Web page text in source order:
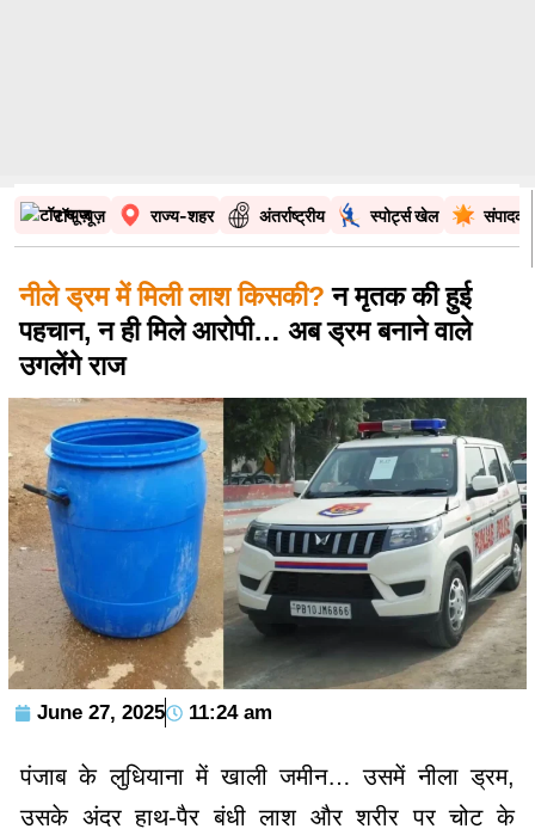
टॉप न्यूज़ राज्य-शहर अंतर्राष्ट्रीय स्पोर्ट्स खेल
नीले ड्रम में मिली लाश किसकी? न मृतक की हुई
पहचान, न ही मिले आरोपी… अब ड्रम बनाने वाले
उगलेंगे राज
June 27, 2025 11:24 am
पंजाब के लुधियाना में खाली जमीन… उसमें नीला ड्रम,
उसके अंदर हाथ-पैर बंधी लाश और शरीर पर चोट के